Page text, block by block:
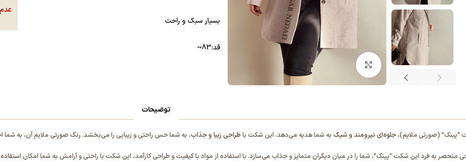
بزرگنمایی تصویر
بسیار سبک و راحت
قد:83~
توضیحات
(صورتی ملایم)،جلوه‌ای نیرومند و شیک به شما هدیه می‌دهد. این شکت با طراحی زیبا و جذاب، به شما حس راحتی و زیبایی را می‌بخشد. رنگ صورتی ملایم آن، به
منحصر به فرد این شکت “پینک”، شما را در میان دیگران متمایز و جذاب می‌سازد. با استفاده از مواد با کیفیت و طراحی کارآمد، این شکت با راحتی و آرامش به شما امکان